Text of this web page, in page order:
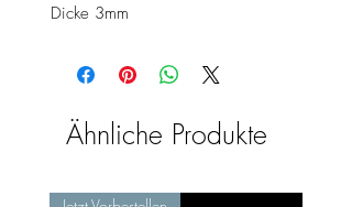
Dicke 3mm
Ähnliche Produkte